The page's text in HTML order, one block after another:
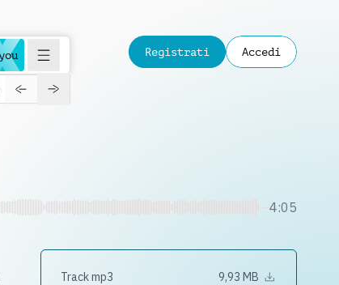
Registrati Accedi
4:05
Track mp3
9,93 MB